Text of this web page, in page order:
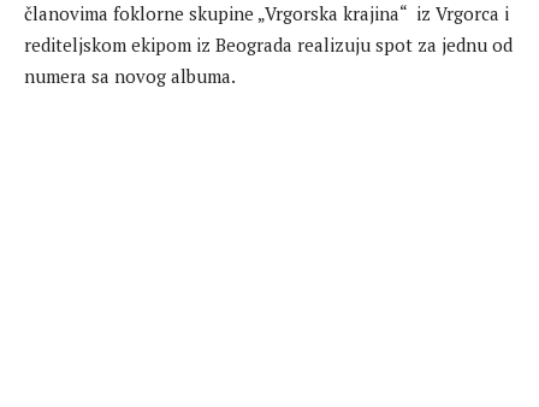
članovima foklorne skupine „Vrgorska krajina“ iz Vrgorca i
rediteljskom ekipom iz Beograda realizuju spot za jednu od
numera sa novog albuma.